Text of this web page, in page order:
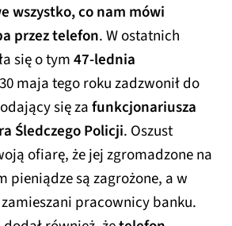
wszystko, co nam mówi
przez telefon. W ostatnich
się o tym47-lednia
maja tego roku zadzwonił do
się zafunkcjonariusza
Śledczego Policji. Oszust
ofiarę, że jej zgromadzone na
pieniądze są zagrożone, a w
pracownicy banku.